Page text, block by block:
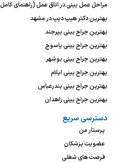
مراحل عمل بینی در اتاق عمل (راهنمای کامل ۷ گام جراحی)
بهترین دکتر هیپ دیپ در مشهد
بهترین جراح بینی بیرجند
بهترین جراح بینی یاسوج
بهترین جراح بینی بوشهر
بهترین جراح بینی ایلام
بهترین جراح بینی بندرعباس
بهترین جراح بینی زاهدان
دسترسی سریع
پرستار من
عضویت پزشکان
فرصت های شغلی